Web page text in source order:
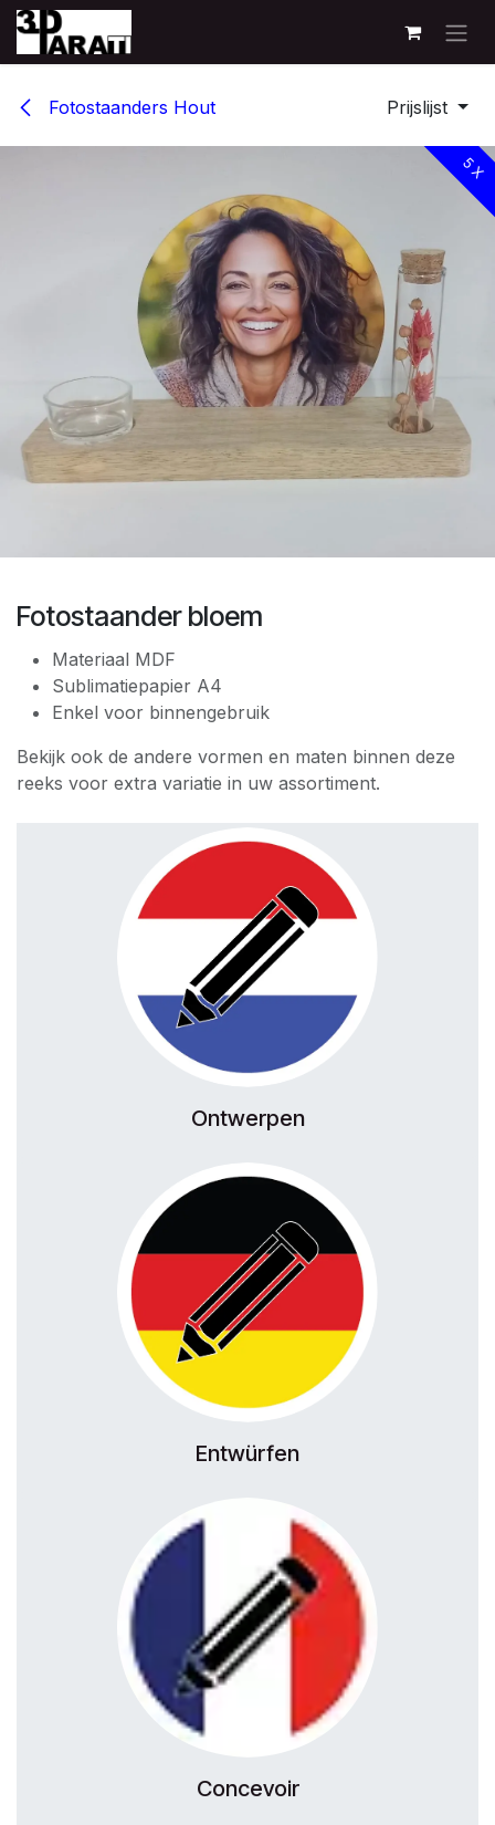
Overslaan naar inhoud
Fotostaanders Hout Prijslijst
5 X
Fotostaander bloem
Materiaal MDF
Sublimatiepapier A4
Enkel voor binnengebruik
Bekijk ook de andere vormen en maten binnen deze
reeks voor extra variatie in uw assortiment.
Ontwerpen
Entwürfen
Concevoir